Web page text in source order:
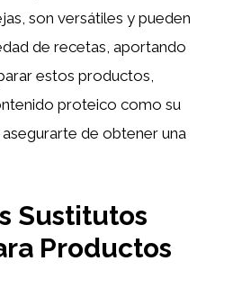
son versátiles y pueden
de recetas, aportando
estos productos,
proteico como su
de obtener una
Sustitutos
Productos